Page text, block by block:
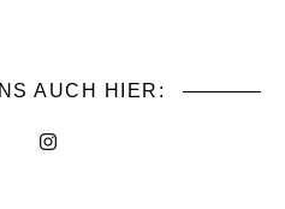
AUCH HIER: